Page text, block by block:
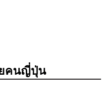
คนญี่ปุ่น